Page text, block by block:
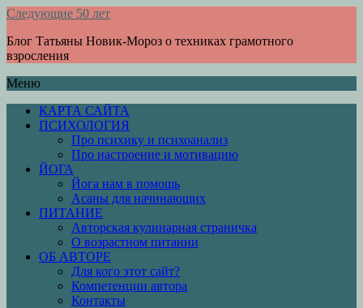
Следующие 50 лет
Блог Татьяны Новик-Мороз о техниках грамотного
взросления
Меню
КАРТА САЙТА
ПСИХОЛОГИЯ
Про психику и психоанализ
Про настроение и мотивацию
ЙОГА
Йога нам в помощь
Асаны для начинающих
ПИТАНИЕ
Авторская кулинарная страничка
О возрастном питании
ОБ АВТОРЕ
Для кого этот сайт?
Компетенции автора
Контакты